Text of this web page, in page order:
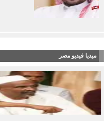
ميديا فيديو مصر